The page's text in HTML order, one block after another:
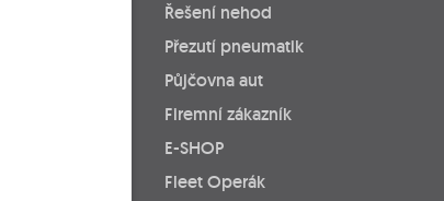
Řešení nehod
Přezutí pneumatik
Půjčovna aut
Firemní zákazník
E-SHOP
Fleet Operák